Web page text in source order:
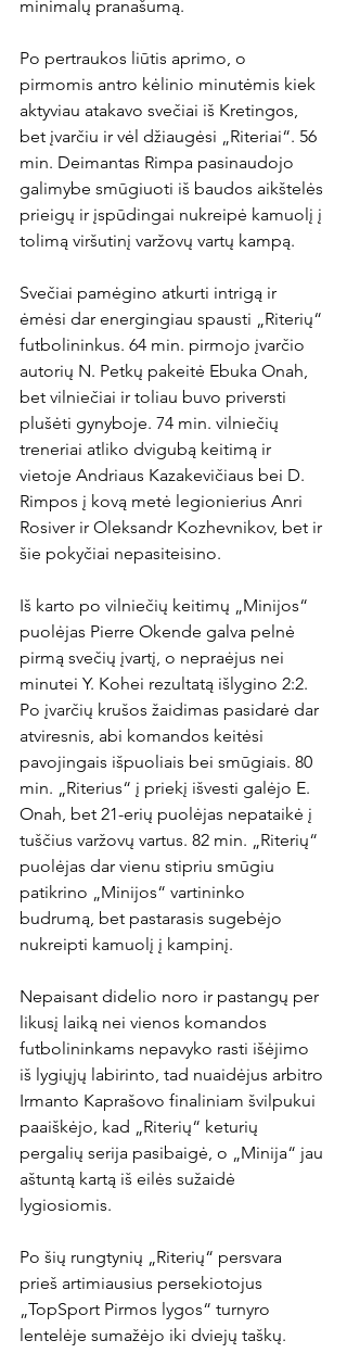
minimalų pranašumą.
Po pertraukos liūtis aprimo, o
pirmomis antro kėlinio minutėmis kiek
aktyviau atakavo svečiai iš Kretingos,
bet įvarčiu ir vėl džiaugėsi „Riteriai“. 56
min. Deimantas Rimpa pasinaudojo
galimybe smūgiuoti iš baudos aikštelės
prieigų ir įspūdingai nukreipė kamuolį į
tolimą viršutinį varžovų vartų kampą.
Svečiai pamėgino atkurti intrigą ir
ėmėsi dar energingiau spausti „Riterių“
futbolininkus. 64 min. pirmojo įvarčio
autorių N. Petkų pakeitė Ebuka Onah,
bet vilniečiai ir toliau buvo priversti
plušėti gynyboje. 74 min. vilniečių
treneriai atliko dvigubą keitimą ir
vietoje Andriaus Kazakevičiaus bei D.
Rimpos į kovą metė legionierius Anri
Rosiver ir Oleksandr Kozhevnikov, bet ir
šie pokyčiai nepasiteisino.
Iš karto po vilniečių keitimų „Minijos“
puolėjas Pierre Okende galva pelnė
pirmą svečių įvartį, o nepraėjus nei
minutei Y. Kohei rezultatą išlygino 2:2.
Po įvarčių krušos žaidimas pasidarė dar
atviresnis, abi komandos keitėsi
pavojingais išpuoliais bei smūgiais. 80
min. „Riterius“ į priekį išvesti galėjo E.
Onah, bet 21-erių puolėjas nepataikė į
tuščius varžovų vartus. 82 min. „Riterių“
puolėjas dar vienu stipriu smūgiu
patikrino „Minijos“ vartininko
budrumą, bet pastarasis sugebėjo
nukreipti kamuolį į kampinį.
Nepaisant didelio noro ir pastangų per
likusį laiką nei vienos komandos
futbolininkams nepavyko rasti išėjimo
iš lygiųjų labirinto, tad nuaidėjus arbitro
Irmanto Kaprašovo finaliniam švilpukui
paaiškėjo, kad „Riterių“ keturių
pergalių serija pasibaigė, o „Minija“ jau
aštuntą kartą iš eilės sužaidė
lygiosiomis.
Po šių rungtynių „Riterių“ persvara
prieš artimiausius persekiotojus
„TopSport Pirmos lygos“ turnyro
lentelėje sumažėjo iki dviejų taškų.